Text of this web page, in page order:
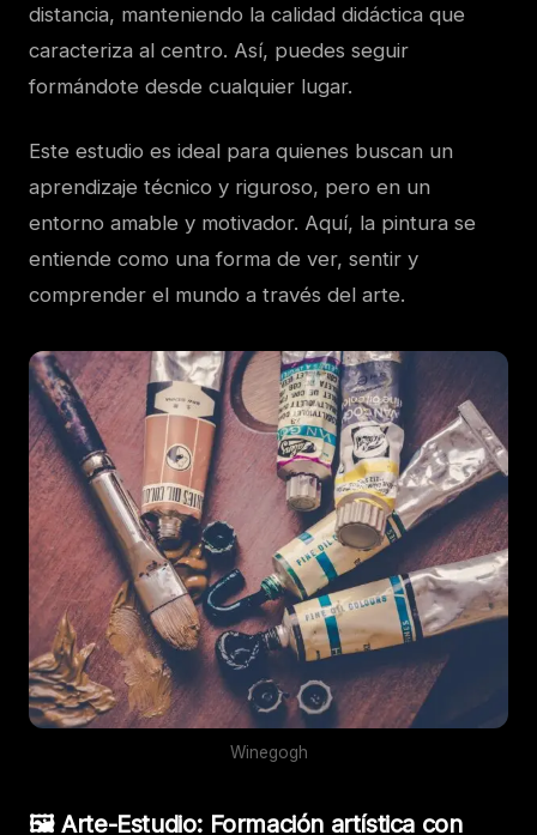
distancia, manteniendo la calidad didáctica que
caracteriza al centro. Así, puedes seguir
formándote desde cualquier lugar.
Este estudio es ideal para quienes buscan un
aprendizaje técnico y riguroso, pero en un
entorno amable y motivador. Aquí, la pintura se
entiende como una forma de ver, sentir y
comprender el mundo a través del arte.
Winegogh
🖼️ Arte-Estudio: Formación artística con